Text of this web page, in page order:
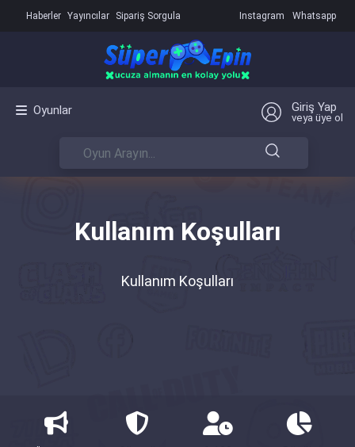
Haberler Yayıncılar Sipariş Sorgula Instagram Whatsapp
Giriş Yap
veya üye ol
Oyunlar
Kullanım Koşulları
Kullanım Koşulları